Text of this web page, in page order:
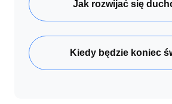
Jak rozwijać się
Kiedy będzie koniec